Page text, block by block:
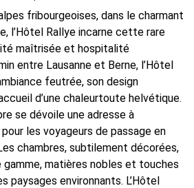
fribourgeoises, dans le charmant
l’Hôtel Rallye incarne cette rare
maîtrisée et hospitalité
entre Lausanne et Berne, l’Hôtel
feutrée, son design
d’une chaleurtoute helvétique.
se dévoile une adresse à
les voyageurs de passage en
chambres, subtilement décorées,
matières nobles et touches
paysages environnants. L’Hôtel